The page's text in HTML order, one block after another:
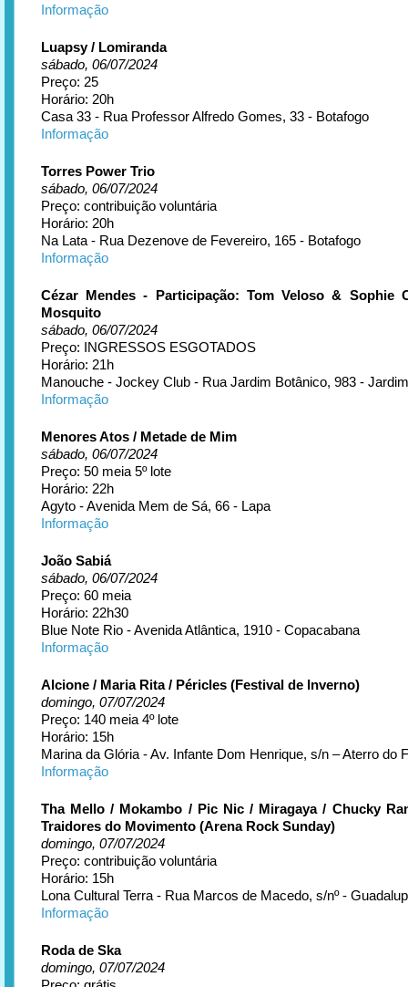
Informação
Luapsy / Lomiranda
sábado, 06/07/2024
Preço: 25
Horário: 20h
Casa 33 - Rua Professor Alfredo Gomes, 33 - Botafogo
Informação
Torres Power Trio
sábado, 06/07/2024
Preço: contribuição voluntária
Horário: 20h
Na Lata - Rua Dezenove de Fevereiro, 165 - Botafogo
Informação
Cézar Mendes - Participação: Tom Veloso & Sophie
Mosquito
sábado, 06/07/2024
Preço: INGRESSOS ESGOTADOS
Horário: 21h
Manouche - Jockey Club - Rua Jardim Botânico, 983 -
Informação
Menores Atos / Metade de Mim
sábado, 06/07/2024
Preço: 50 meia 5º lote
Horário: 22h
Agyto - Avenida Mem de Sá, 66 - Lapa
Informação
João Sabiá
sábado, 06/07/2024
Preço: 60 meia
Horário: 22h30
Blue Note Rio - Avenida Atlântica, 1910 - Copacabana
Informação
Alcione / Maria Rita / Péricles (Festival de Inverno)
domingo, 07/07/2024
Preço: 140 meia 4º lote
Horário: 15h
Marina da Glória - Av. Infante Dom Henrique, s/n – Aterro do
Informação
Tha Mello / Mokambo / Pic Nic / Miragaya / Chucky
Traidores do Movimento (Arena Rock Sunday)
domingo, 07/07/2024
Preço: contribuição voluntária
Horário: 15h
Lona Cultural Terra - Rua Marcos de Macedo, s/nº -
Informação
Roda de Ska
domingo, 07/07/2024